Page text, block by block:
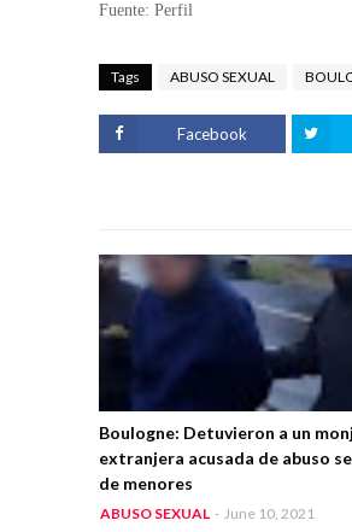
Fuente: Perfil
Tags ABUSO SEXUAL
Facebook
Boulogne: Detuvieron a un
extranjera acusada de abuso
de menores
ABUSO SEXUAL - June 10, 2021